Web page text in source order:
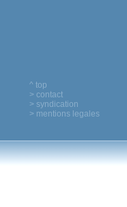
^ top
> contact
> syndication
> mentions legales